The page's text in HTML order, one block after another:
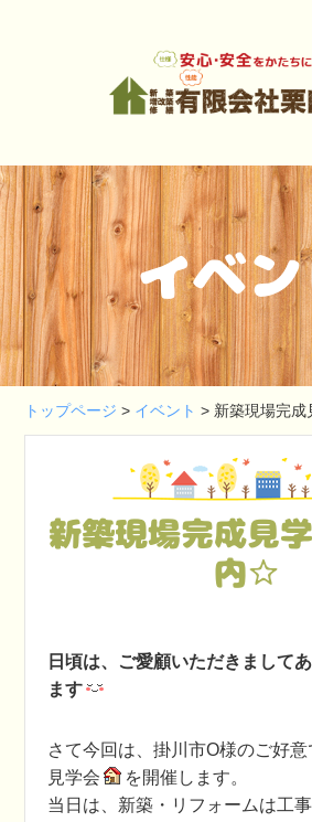
イベ
トップページ > イベント > 新築現場完
新築現場完成見
内☆
日頃は、ご愛顧いただきまして
ます
さて今回は、掛川市O様のご好
見学会
を開催します。
当日は、新築・リフォームは工